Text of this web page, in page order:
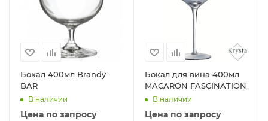
Бокал 400мл Brandy
BAR
В наличии
Цена по запросу
Бокал для вина 400мл
MACARON FASCINATION
В наличии
Цена по запросу